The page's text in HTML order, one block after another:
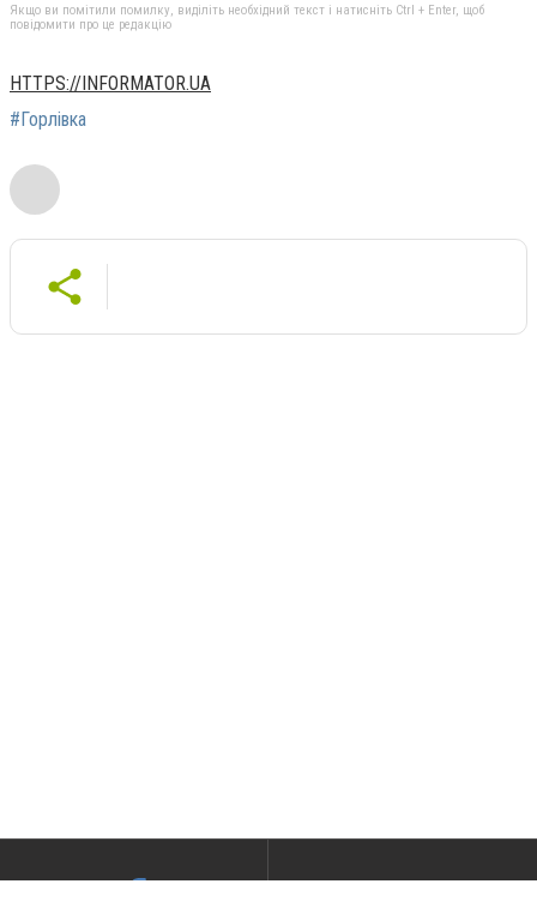
Якщо ви помітили помилку, виділіть необхідний текст і натисніть Ctrl + Enter, щоб
повідомити про це редакцію
HTTPS://INFORMATOR.UA
#Горлівка